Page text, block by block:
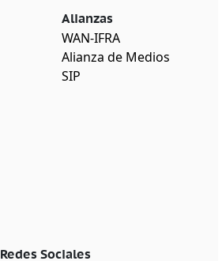
Alianzas
WAN-IFRA
Alianza de Medios
SIP
Redes Sociales